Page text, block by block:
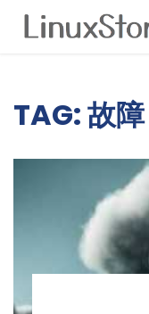
TAG: 故障